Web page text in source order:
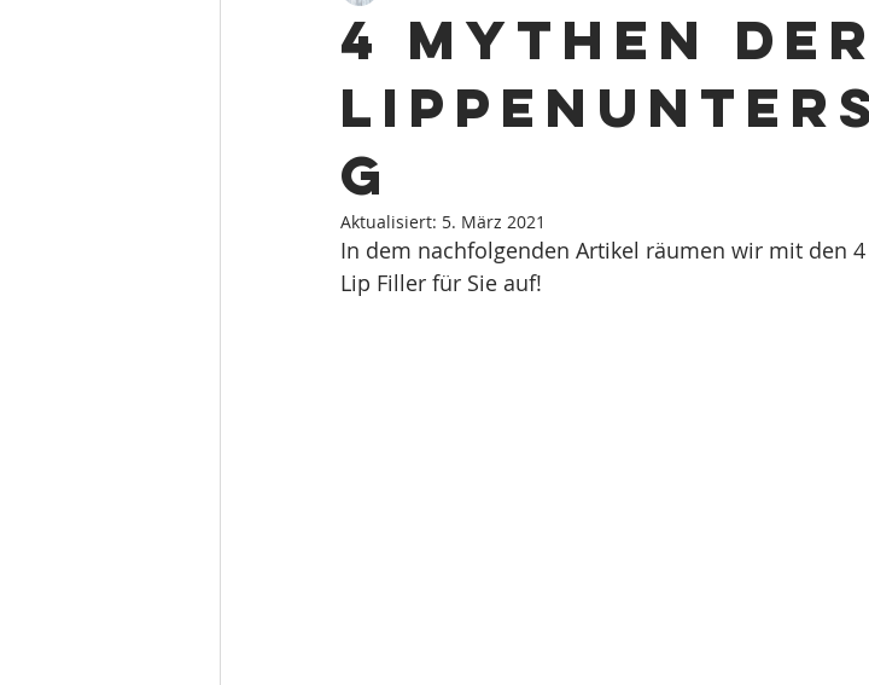
4 Mythen der
g
Aktualisiert: 5. März 2021
In dem nachfolgenden Artikel räumen wir mit den
Lip Filler für Sie auf!